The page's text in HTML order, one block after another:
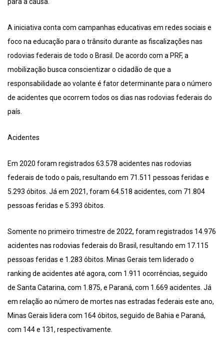
para a causa.
A iniciativa conta com campanhas educativas em redes sociais e
foco na educação para o trânsito durante as fiscalizações nas
rodovias federais de todo o Brasil. De acordo com a PRF, a
mobilização busca conscientizar o cidadão de que a
responsabilidade ao volante é fator determinante para o número
de acidentes que ocorrem todos os dias nas rodovias federais do
país.
Acidentes
Em 2020 foram registrados 63.578 acidentes nas rodovias
federais de todo o país, resultando em 71.511 pessoas feridas e
5.293 óbitos. Já em 2021, foram 64.518 acidentes, com 71.804
pessoas feridas e 5.393 óbitos.
Somente no primeiro trimestre de 2022, foram registrados 14.976
acidentes nas rodovias federais do Brasil, resultando em 17.115
pessoas feridas e 1.283 óbitos. Minas Gerais tem liderado o
ranking de acidentes até agora, com 1.911 ocorrências, seguido
de Santa Catarina, com 1.875, e Paraná, com 1.669 acidentes. Já
em relação ao número de mortes nas estradas federais este ano,
Minas Gerais lidera com 164 óbitos, seguido de Bahia e Paraná,
com 144 e 131, respectivamente.